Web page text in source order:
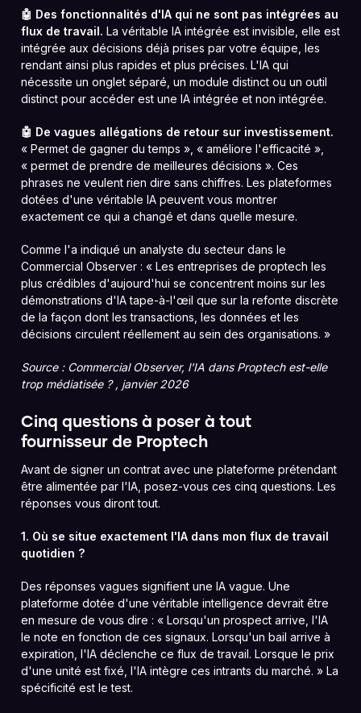
🤖 Des fonctionnalités d'IA qui ne sont pas intégrées au
flux de travail. La véritable IA intégrée est invisible, elle est
intégrée aux décisions déjà prises par votre équipe, les
rendant ainsi plus rapides et plus précises. L'IA qui
nécessite un onglet séparé, un module distinct ou un outil
distinct pour accéder est une IA intégrée et non intégrée.
🤖 De vagues allégations de retour sur investissement.
« Permet de gagner du temps », « améliore l'efficacité »,
« permet de prendre de meilleures décisions ». Ces
phrases ne veulent rien dire sans chiffres. Les plateformes
dotées d'une véritable IA peuvent vous montrer
exactement ce qui a changé et dans quelle mesure.
Comme l'a indiqué un analyste du secteur dans le
Commercial Observer : « Les entreprises de proptech les
plus crédibles d'aujourd'hui se concentrent moins sur les
démonstrations d'IA tape-à-l'œil que sur la refonte discrète
de la façon dont les transactions, les données et les
décisions circulent réellement au sein des organisations. »
Source : Commercial Observer, l'IA dans Proptech est-elle
trop médiatisée ? , janvier 2026
Cinq questions à poser à tout
fournisseur de Proptech
Avant de signer un contrat avec une plateforme prétendant
être alimentée par l'IA, posez-vous ces cinq questions. Les
réponses vous diront tout.
1. Où se situe exactement l'IA dans mon flux de travail
quotidien ?
Des réponses vagues signifient une IA vague. Une
plateforme dotée d'une véritable intelligence devrait être
en mesure de vous dire : « Lorsqu'un prospect arrive, l'IA
le note en fonction de ces signaux. Lorsqu'un bail arrive à
expiration, l'IA déclenche ce flux de travail. Lorsque le prix
d'une unité est fixé, l'IA intègre ces intrants du marché. » La
spécificité est le test.